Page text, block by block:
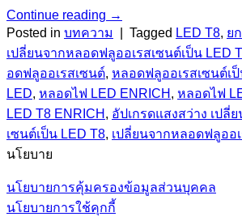
Continue reading →
Posted in บทความ Tagged LED T8, ย
เปลี่ยนจากหลอดฟลูออเรสเซนต์เป็น LED
อดฟลูออเรสเซนต์, หลอดฟลูออเรสเซนต์เ
LED, หลอดไฟ LED ENRICH , หลอดไฟ
LED T8 ENRICH , อัปเกรดแสงสว่าง เปลี่
เซนต์เป็น LED T8, เปลี่ยนจากหลอดฟลูออ
นโยบาย
นโยบายการคุ้มครองข้อมูลส่วนบุคคล
นโยบายการใช้คุกกี้